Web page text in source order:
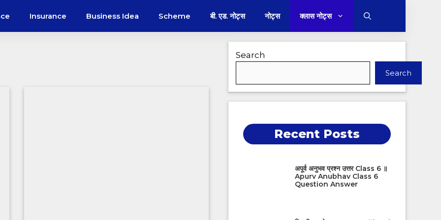
Insurance Business Idea Scheme बी. एड. नोट्स नोट्स क्लास नोट्स
Search
Search
Recent Posts
अपूर्व अनुभव प्रश्न उत्तर Class 6 ॥
Apurv Anubhav Class 6
Question Answer